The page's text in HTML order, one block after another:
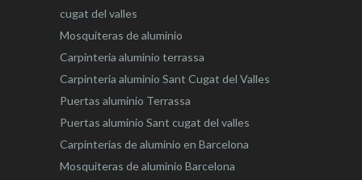
cugat del valles
Mosquiteras de aluminio
Carpinteria aluminio terrassa
Carpinteria aluminio Sant Cugat del Valles
Puertas aluminio Terrassa
Puertas aluminio Sant cugat del valles
Carpinterias de aluminio en Barcelona
Mosquiteras de aluminio Barcelona